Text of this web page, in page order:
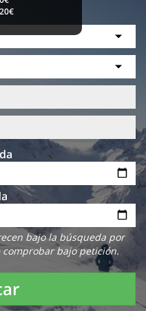
bajo la búsqueda por
bajo petición.